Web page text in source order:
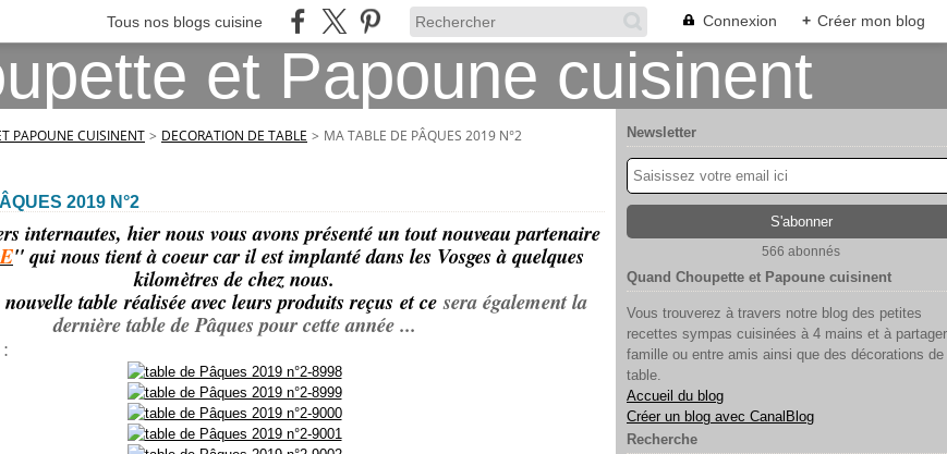
Tous nos blogs cuisine Connexion + Créer mon blog
PAPOUNE CUISINENT > DECORATION DE TABLE > MA TABLE DE PÂQUES 2019 N°2
2019 N°2
internautes, hier nous vous avons présenté un tout nouveau partenaire
" qui nous tient à coeur car il est implanté dans les Vosges à quelques
kilomètres de chez nous.
table réalisée avec leurs produits reçus et cesera également la
dernière table de Pâques pour cette année ...
Newsletter
566 abonnés
Quand Choupette et Papoune cuisinent
Vous trouverez à travers notre blog des petites
recettes sympas cuisinées à 4 mains et à
famille ou entre amis ainsi que des décorations de
table.
Accueil du blog
Créer un blog avec CanalBlog
Recherche